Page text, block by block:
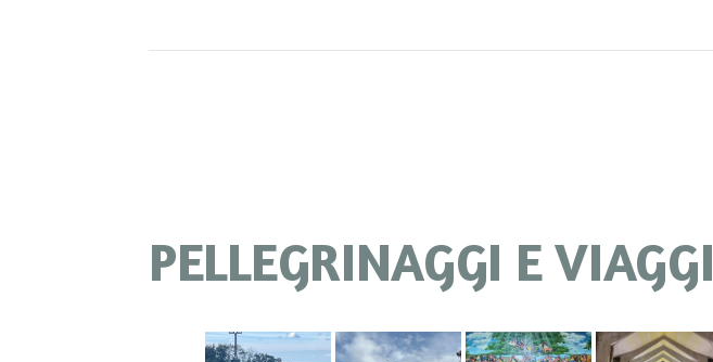
PELLEGRINAGGI E VIAGGI